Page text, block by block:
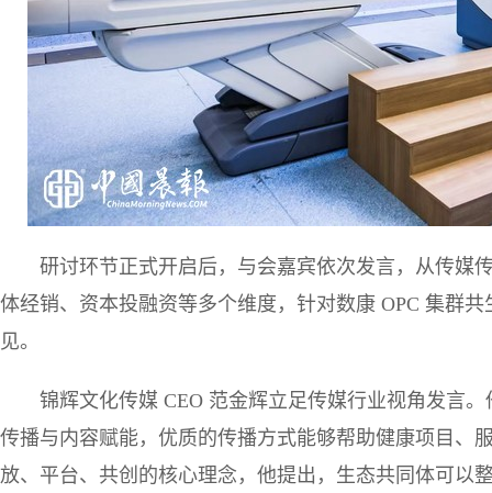
研讨环节正式开启后，与会嘉宾依次发言，从传媒
体经销、资本投融资等多个维度，针对数康 OPC 集群
见。
锦辉文化传媒 CEO 范金辉立足传媒行业视角发言
传播与内容赋能，优质的传播方式能够帮助健康项目、
放、平台、共创的核心理念，他提出，生态共同体可以